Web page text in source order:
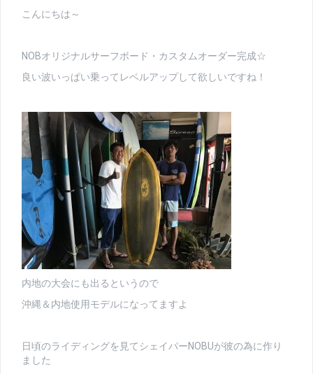
こんにちは～
NOBオリジナルサーフボード・カスタムオーダー完成☆
良い波いっぱい乗ってレベルアップして欲しいですね！
内地の大会にも出るというので
沖縄＆内地使用モデルになってますよ
日頃のライディングを見てシェイパーNOBUが彼の為に作り
ました